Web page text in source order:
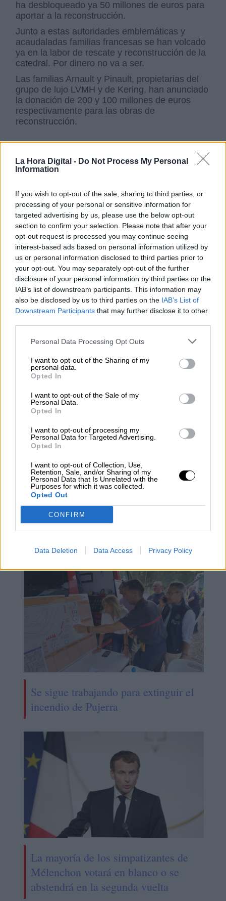
La Hora Digital - Do Not Process My Personal
Information
If you wish to opt-out of the sale, sharing to third parties, or
processing of your personal or sensitive information for
targeted advertising by us, please use the below opt-out
section to confirm your selection. Please note that after your
opt-out request is processed you may continue seeing
interest-based ads based on personal information utilized by
us or personal information disclosed to third parties prior to
your opt-out. You may separately opt-out of the further
disclosure of your personal information by third parties on the
IAB’s list of downstream participants. This information may
also be disclosed by us to third parties on the IAB’s List of
Downstream Participants that may further disclose it to other
Personal Data Processing Opt Outs
I want to opt-out of the Sharing of my
personal data.
Opted In
I want to opt-out of the Sale of my
Personal Data.
Opted In
I want to opt-out of processing my
Personal Data for Targeted Advertising.
Opted In
I want to opt-out of Collection, Use,
Retention, Sale, and/or Sharing of my
Personal Data that Is Unrelated with the
Purposes for which it was collected.
Opted Out
CONFIRM
Data Deletion Data Access Privacy Policy
ha desbloqueado ya 50 millones de euros para
aportar a la reconstrucción.
Junto a estas autoridades emblemáticas y
acaudaladas familias francesas se han volcado
ya en la labor de rescate y reconstrucción de la
catedral. Por dinero no va a ser.
Las familias Arnault y Pinault, propietarias del
grupo de lujo LVMH y de Kering, han anunciado
la donación de 200 y 100 millones de euros
respectivamente para las obras de
reconstrucción.
NOTICIAS RELACIONADAS
Macron sigue perdiendo apoyos en
las elecciones con menos
participación de la historia de
Se sigue trabajando para extinguir el
incendio de Pujerra
La mayoría de los simpatizantes de
Mélenchon votará en blanco o se
abstendrá en la segunda vuelta